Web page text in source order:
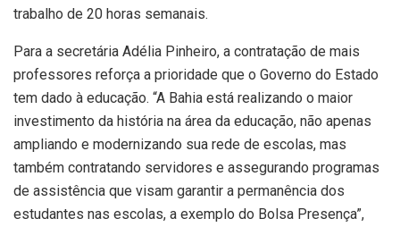
trabalho de 20 horas semanais.
Para a secretária Adélia Pinheiro, a contratação de mais
professores reforça a prioridade que o Governo do Estado
tem dado à educação. “A Bahia está realizando o maior
investimento da história na área da educação, não apenas
ampliando e modernizando sua rede de escolas, mas
também contratando servidores e assegurando programas
de assistência que visam garantir a permanência dos
estudantes nas escolas, a exemplo do Bolsa Presença”,